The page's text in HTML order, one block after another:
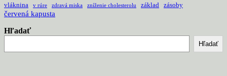
vláknina v rúre zdravá miska zníženie cholesterolu základ zásoby
červená kapusta
Hľadať
Hľadať